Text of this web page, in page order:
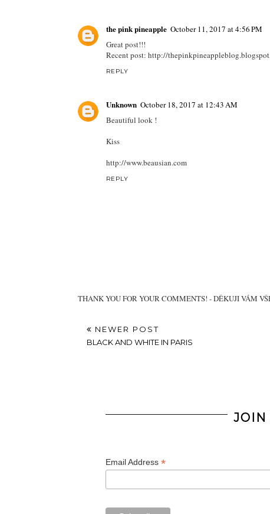
the pink pineapple October 11, 2017 at 4:56 PM
Great post!!!
Recent post: http://
REPLY
Unknown October 18, 2017 at 12:43 AM
Beautiful look !
Kiss
http://www.beausian.com
REPLY
THANK YOU FOR YOUR COMMENTS! - DĚKUJI VÁM
NEWER POST
BLACK AND WHITE IN PARIS
JOIN
Email Address *